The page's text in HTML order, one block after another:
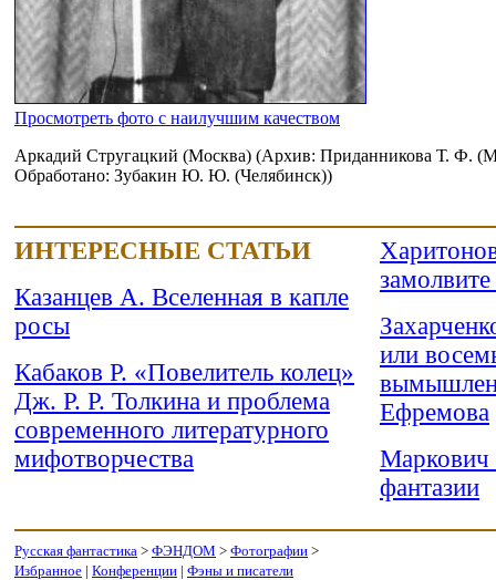
Просмотреть фото с наилучшим качеством
Аркадий Стругацкий (Москва) (Архив: Приданникова Т. Ф.
Обработано: Зубакин Ю. Ю. (Челябинск))
ИНТЕРЕСНЫЕ СТАТЬИ
Казанцев А. Вселенная в капле
росы
Кабаков Р. «Повелитель колец»
Дж. Р. Р. Толкина и проблема
современного литературного
мифотворчества
или
Ефремова
фантазии
Русская фантастика > ФЭНДОМ > Фотографии >
Избранное | Конференции | Фэны и писатели